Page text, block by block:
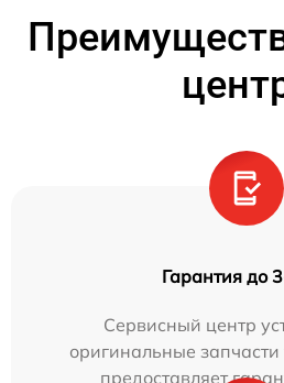
Гарантия до
Сервисный центр
оригинальные
предоставляет